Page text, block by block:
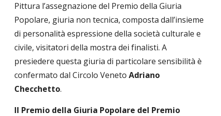
Pittura l’assegnazione del Premio della Giuria
Popolare, giuria non tecnica, composta dall’insieme
di personalità espressione della società culturale e
civile, visitatori della mostra dei finalisti. A
presiedere questa giuria di particolare sensibilità è
confermato dal Circolo VenetoAdriano
Checchetto.
Il Premio della Giuria Popolare del Premio